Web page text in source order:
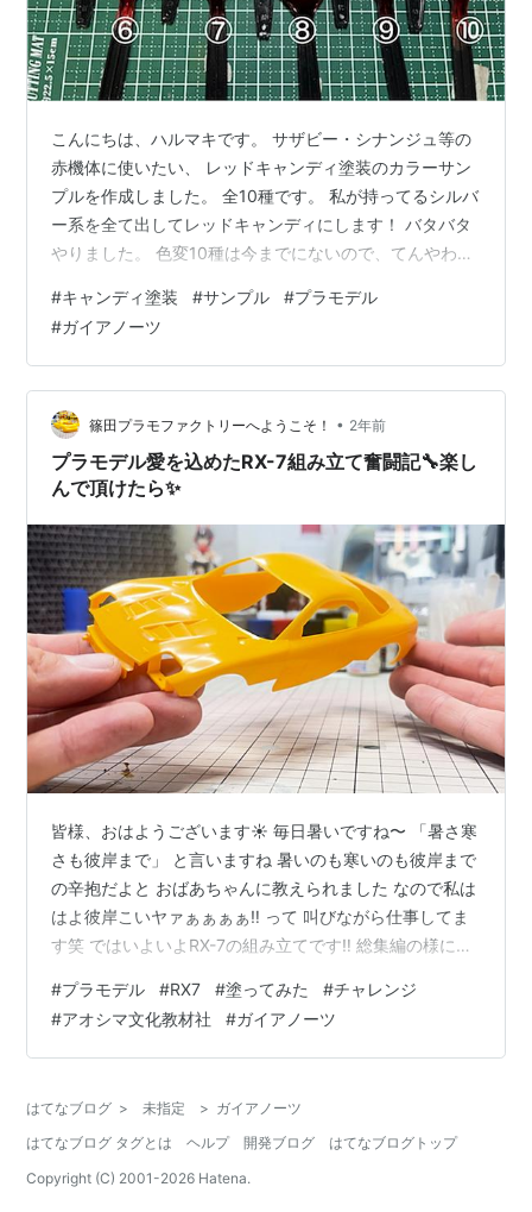
こんにちは、ハルマキです。 サザビー・シナンジュ等の
赤機体に使いたい、 レッドキャンディ塗装のカラーサン
プルを作成しました。 全10種です。 私が持ってるシルバ
ー系を全て出してレッドキャンディにします！ バタバタ
やりました。 色変10種は今までにないので、てんやわん
かで、色味が違う？！とかありそうです。 キャンディ塗
装の工程 使用したもの キャンディ塗装の下地(メタリッ
ク) クリア塗装 結果 ①フレームメタリック1 ②フレーム
メタリック2 ③EX-シルバー ④スターブライトアイアン
⑤スターブライトシルバー ⑥サーフェイサーEVOシル
バー ⑦…
#キャンディ塗装 #サンプル #プラモデル
#ガイアノーツ
篠田プラモファクトリーへようこそ！ • 2年前
プラモデル愛を込めたRX-7組み立て奮闘記🔧楽し
んで頂けたら✨
皆様、おはようございます☀️ 毎日暑いですね〜 「暑さ寒
さも彼岸まで」 と言いますね 暑いのも寒いのも彼岸まで
の辛抱だよと おばあちゃんに教えられました なので私は
はよ彼岸こいヤァぁぁぁぁ‼️ って 叫びながら仕事してま
す笑 ではいよいよRX-7の組み立てです‼️ 総集編の様に今
全体のヒケや傷を確認 サーフェイサーを塗装して 「サン
シャインイエロー」を塗りました ボンネットをマスキン
グして カーボンボンネット風に塗装して 下回りも塗り込
ヤなクリアを吹いたら・・・‼️ RX-7 FD3S…
#プラモデル #RX7 #塗ってみた #チャレンジ
#アオシマ文化教材社 #ガイアノーツ
はてなブログ > 未指定 > ガイアノーツ
はてなブログ タグとは
ヘルプ 開発ブログ
はてなブログトップ
Copyright (C) 2001-2026 Hatena.